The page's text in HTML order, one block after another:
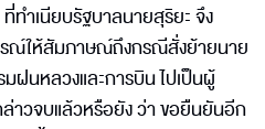
ทำเนียบรัฐบาลนายสุริยะ จึง
รณ์ให้สัมภาษณ์ถึงกรณีสั่งย้ายนาย
ฝนหลวงและการบิน ไปเป็นผู้
ล่าวจบแล้วหรือยัง ว่า ขอยืนยันอีก